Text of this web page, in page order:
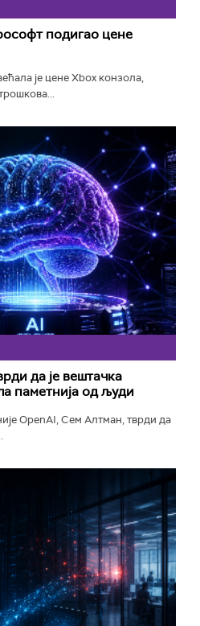
подигао цене
је цене Xbox конзола,
да је вештачка
паметнија од људи
OpenAI, Сем Алтман, тврди да